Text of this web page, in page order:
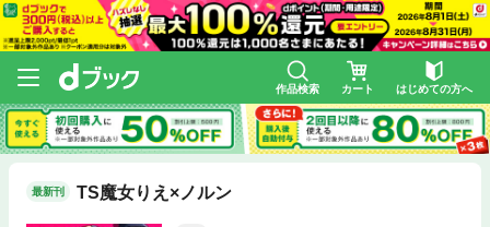
作品検索 カート はじめての方へ
最新刊 TS魔女りえ×ノルン